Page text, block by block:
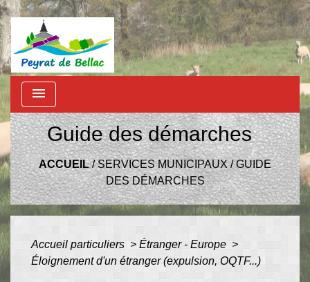
menu
Guide des démarches
ACCUEIL/SERVICES MUNICIPAUX/GUIDE
DES DÉMARCHES
Accueil particuliers > Étranger - Europe >
Éloignement d'un étranger (expulsion, OQTF...)